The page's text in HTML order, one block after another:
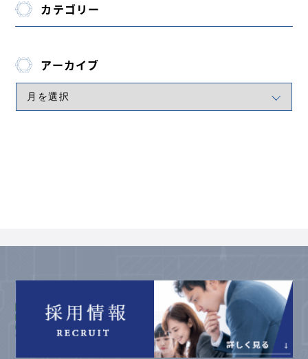
カテゴリー
アーカイブ